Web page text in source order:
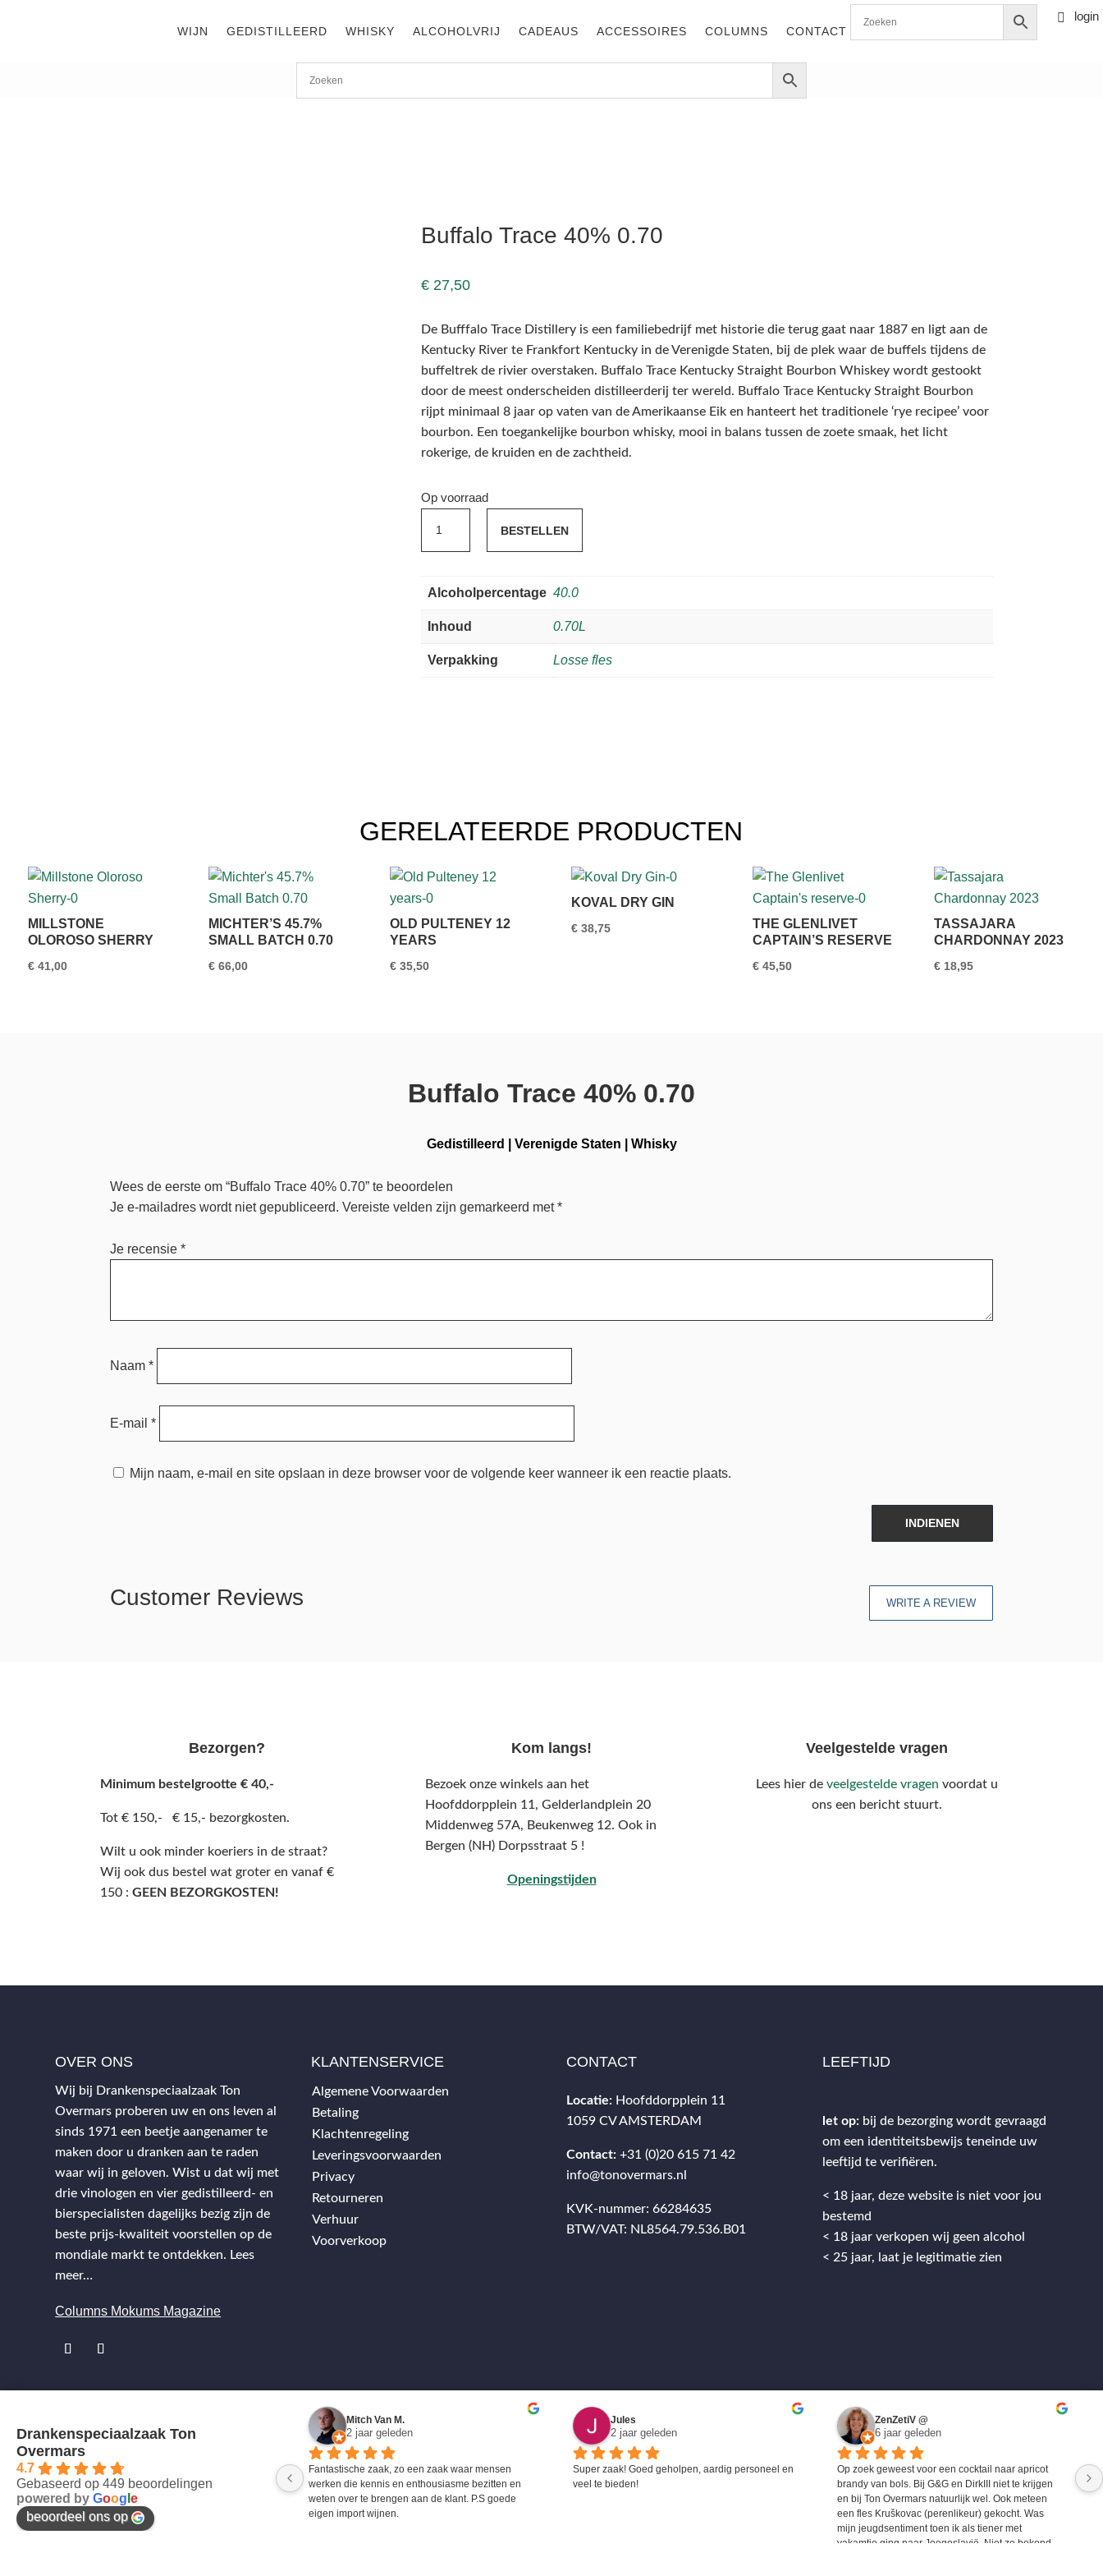
WIJN GEDISTILLEERD WHISKY ALCOHOLVRIJ CADEAUS ACCESSOIRES COLUMNS CONTACT 0 items
 login
Buffalo Trace 40% 0.70
€27,50
De Bufffalo Trace Distillery is een familiebedrijf met historie die terug gaat naar 1887 en ligt aan de
Kentucky River te Frankfort Kentucky in de Verenigde Staten, bij de plek waar de buffels tijdens de
buffeltrek de rivier overstaken. Buffalo Trace Kentucky Straight Bourbon Whiskey wordt gestookt
door de meest onderscheiden distilleerderij ter wereld. Buffalo Trace Kentucky Straight Bourbon
rijpt minimaal 8 jaar op vaten van de Amerikaanse Eik en hanteert het traditionele ‘rye recipee’ voor
bourbon. Een toegankelijke bourbon whisky, mooi in balans tussen de zoete smaak, het licht
rokerige, de kruiden en de zachtheid.
Op voorraad
Trace
0.70
aantal
BESTELLEN
Alcoholpercentage 40.0
Inhoud 0.70L
Verpakking Losse fles
GERELATEERDE PRODUCTEN
MILLSTONE
OLOROSO SHERRY
€41,00
MICHTER’S 45.7%
SMALL BATCH 0.70
€ 66,00
OLD PULTENEY 12
YEARS
€ 35,50
KOVAL DRY GIN
€ 38,75
THE GLENLIVET
CAPTAIN’S RESERVE
€ 45,50
TASSAJARA
CHARDONNAY 2023
€18,95
Buffalo Trace 40% 0.70
Gedistilleerd Verenigde Staten Whisky
Wees de eerste om “Buffalo Trace 40% 0.70” te beoordelen
Je e-mailadres wordt niet gepubliceerd. Vereiste velden zijn gemarkeerd met*
Je recensie*
Naam*
E-mail*
Mijn naam, e-mail en site opslaan in deze browser voor de volgende keer wanneer ik een reactie plaats.
INDIENEN
Customer Reviews WRITE A REVIEW
Bezorgen?
Minimum bestelgrootte € 40,-
Tot € 150,- € 15,- bezorgkosten.
Wilt u ook minder koeriers in de straat?
Wij ook dus bestel wat groter en vanaf €
150 : GEEN BEZORGKOSTEN!
Kom langs!
Bezoek onze winkels aan het
Hoofddorpplein 11, Gelderlandplein 20
Middenweg 57A, Beukenweg 12. Ook in
Bergen (NH) Dorpsstraat 5 !
Openingstijden
Veelgestelde vragen
Lees hier de veelgestelde vragen voordat u
ons een bericht stuurt.
OVER ONS
Wij bij Drankenspeciaalzaak Ton
Overmars proberen uw en ons leven al
sinds 1971 een beetje aangenamer te
maken door u dranken aan te raden
waar wij in geloven. Wist u dat wij met
drie vinologen en vier gedistilleerd- en
bierspecialisten dagelijks bezig zijn de
beste prijs-kwaliteit voorstellen op de
mondiale markt te ontdekken. Lees
meer…
Columns Mokums Magazine
KLANTENSERVICE
Algemene Voorwaarden
Betaling
Klachtenregeling
Leveringsvoorwaarden
Privacy
Retourneren
Verhuur
Voorverkoop
CONTACT
Locatie: Hoofddorpplein 11
1059 CV AMSTERDAM
Contact: +31 (0)20 615 71 42
info@tonovermars.nl
KVK-nummer: 66284635
BTW/VAT: NL8564.79.536.B01
LEEFTIJD
let op: bij de bezorging wordt gevraagd
om een identiteitsbewijs teneinde uw
leeftijd te verifiëren.
< 18 jaar, deze website is niet voor jou
bestemd
< 18 jaar verkopen wij geen alcohol
< 25 jaar, laat je legitimatie zien
Drankenspeciaalzaak Ton
Overmars
4.7
Gebaseerd op 449 beoordelingen
powered by Goog e
beoordeel ons op
Mitch Van M.
2 jaar geleden
Fantastische zaak, zo een zaak waar mensen
werken die kennis en enthousiasme bezitten en
weten over te brengen aan de klant. P.S goede
eigen import wijnen.
Jules
2 jaar geleden
Super zaak! Goed geholpen, aardig personeel en
veel te bieden!
ZenZetiV @
6 jaar geleden
Op zoek geweest voor een cocktail naar apricot
brandy van bols. Bij G&G en DirkIII niet te krijgen
en bij Ton Overmars natuurlijk wel. Ook meteen
een fles Kruškovac (perenlikeur) gekocht. Was
mijn jeugdsentiment toen ik als tiener met
vakamtie ging naar Joegoslavië. Niet zo bekend